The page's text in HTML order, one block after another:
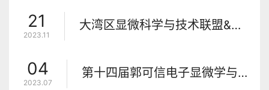
21
2023.11
大湾区显微科学与技术联盟&中国科学院电镜技术联盟第二届学术与技术研讨会会议通知
04
2023.07
第十四届郭可信电子显微学与晶体学暑期学习班暨纪念郭可信先生诞辰100周年学术研讨会会议通知 (含会议日程)